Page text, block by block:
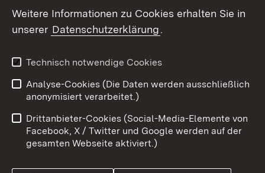
Social Wall
X / Twitter
Youtube
Benutzungshinweise
Barrierefreiheit
Datenschutz
Cookies
Weitere Informationen zu Cookies erhalten Sie in
unserer Datenschutzerklärung.
Technisch notwendige Cookies
Analyse-Cookies (Die Daten werden ausschließlich
anonymisiert verarbeitet.)
Drittanbieter-Cookies (Social-Media-Elemente von
Facebook, X / Twitter und Google werden auf der
gesamten Webseite aktiviert.)